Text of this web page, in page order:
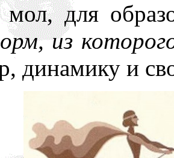
мол, для
из
динамику и